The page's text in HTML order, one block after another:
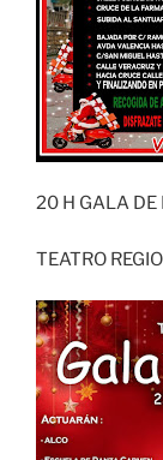
20 H GALA DE
TEATRO REGIO